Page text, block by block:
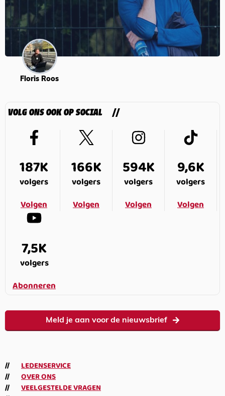
Floris Roos
VOLG ONS OOK OP SOCIAL
187K
volgers
Volgen
166K
volgers
Volgen
594K
volgers
Volgen
9,6K
volgers
Volgen
7,5K
volgers
Abonneren
Meld je aan voor de nieuwsbrief
LEDENSERVICE
OVER ONS
VEELGESTELDE VRAGEN